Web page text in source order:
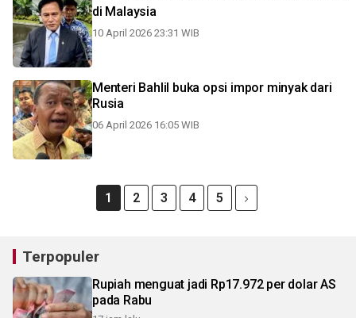
di Malaysia
10 April 2026 23:31 WIB
Menteri Bahlil buka opsi impor minyak dari
Rusia
06 April 2026 16:05 WIB
1 2 3 4 5
Terpopuler
Rupiah menguat jadi Rp17.972 per dolar AS
pada Rabu